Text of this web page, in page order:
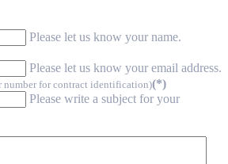
Please let us know your name.
Please let us know your email address.
number for contract identification)(*)
Please write a subject for your